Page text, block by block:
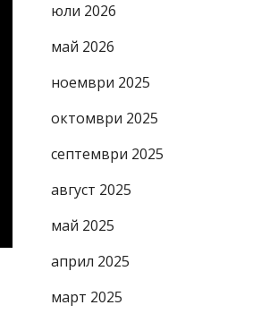
юли 2026
май 2026
ноември 2025
октомври 2025
септември 2025
август 2025
май 2025
април 2025
март 2025